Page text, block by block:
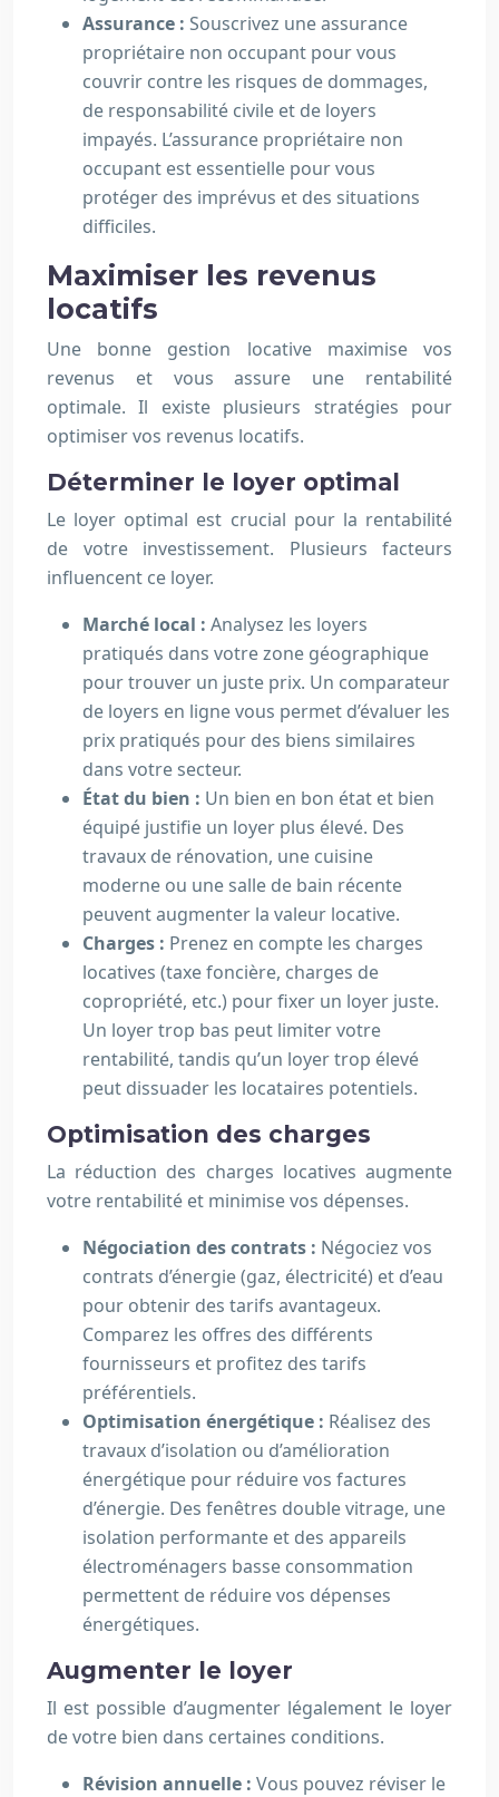
Assurance : Souscrivez une assurance
propriétaire non occupant pour vous
couvrir contre les risques de dommages,
de responsabilité civile et de loyers
impayés. L’assurance propriétaire non
occupant est essentielle pour vous
protéger des imprévus et des situations
difficiles.
Maximiser les revenus
locatifs
Une bonne gestion locative maximise vos
revenus et vous assure une rentabilité
optimale. Il existe plusieurs stratégies pour
optimiser vos revenus locatifs.
Déterminer le loyer optimal
Le loyer optimal est crucial pour la rentabilité
de votre investissement. Plusieurs facteurs
influencent ce loyer.
Marché local : Analysez les loyers
pratiqués dans votre zone géographique
pour trouver un juste prix. Un comparateur
de loyers en ligne vous permet d’évaluer les
prix pratiqués pour des biens similaires
dans votre secteur.
État du bien : Un bien en bon état et bien
équipé justifie un loyer plus élevé. Des
travaux de rénovation, une cuisine
moderne ou une salle de bain récente
peuvent augmenter la valeur locative.
Charges : Prenez en compte les charges
locatives (taxe foncière, charges de
copropriété, etc.) pour fixer un loyer juste.
Un loyer trop bas peut limiter votre
rentabilité, tandis qu’un loyer trop élevé
peut dissuader les locataires potentiels.
Optimisation des charges
La réduction des charges locatives augmente
votre rentabilité et minimise vos dépenses.
Négociation des contrats : Négociez vos
contrats d’énergie (gaz, électricité) et d’eau
pour obtenir des tarifs avantageux.
Comparez les offres des différents
fournisseurs et profitez des tarifs
préférentiels.
Optimisation énergétique : Réalisez des
travaux d’isolation ou d’amélioration
énergétique pour réduire vos factures
d’énergie. Des fenêtres double vitrage, une
isolation performante et des appareils
électroménagers basse consommation
permettent de réduire vos dépenses
énergétiques.
Augmenter le loyer
Il est possible d’augmenter légalement le loyer
de votre bien dans certaines conditions.
Révision annuelle : Vous pouvez réviser le